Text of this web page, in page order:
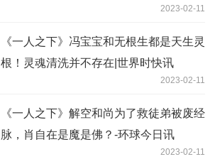
2023-02-11
《一人之下》冯宝宝和无根生都是天生灵
根！灵魂清洗并不存在|世界时快讯
2023-02-11
《一人之下》解空和尚为了救徒弟被废经
脉，肖自在是魔是佛？-环球今日讯
2023-02-11